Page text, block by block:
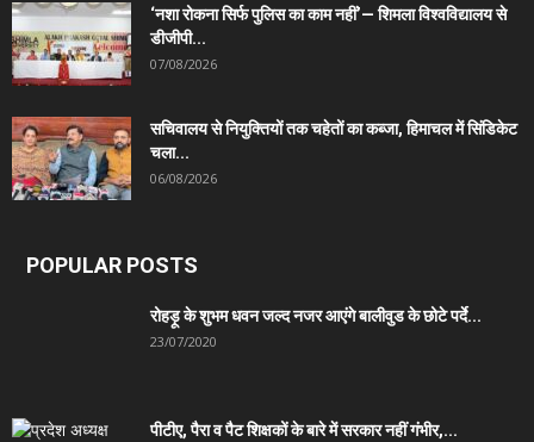
‘नशा रोकना सिर्फ पुलिस का काम नहीं’— शिमला विश्वविद्यालय से
डीजीपी...
07/08/2026
सचिवालय से नियुक्तियों तक चहेतों का कब्जा, हिमाचल में सिंडिकेट
चला...
06/08/2026
POPULAR POSTS
रोहड़ू के शुभम धवन जल्द नजर आएंगे बालीवुड के छोटे पर्दे...
23/07/2020
पीटीए, पैरा व पैट शिक्षकों के बारे में सरकार नहीं गंभीर,...